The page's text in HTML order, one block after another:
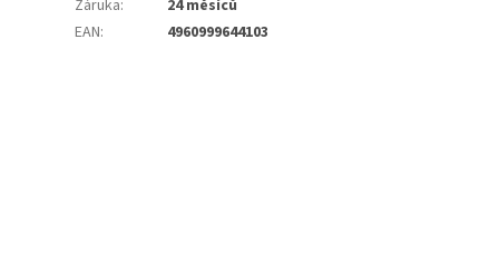
Záruka:
24 měsíců
EAN: 4960999644103